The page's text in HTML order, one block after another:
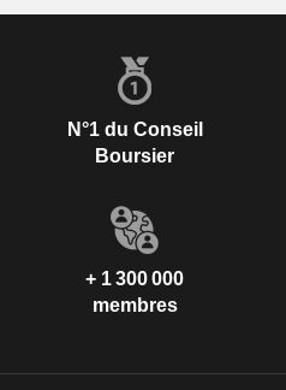
N°1 du Conseil
Boursier
+ 1 300 000
membres